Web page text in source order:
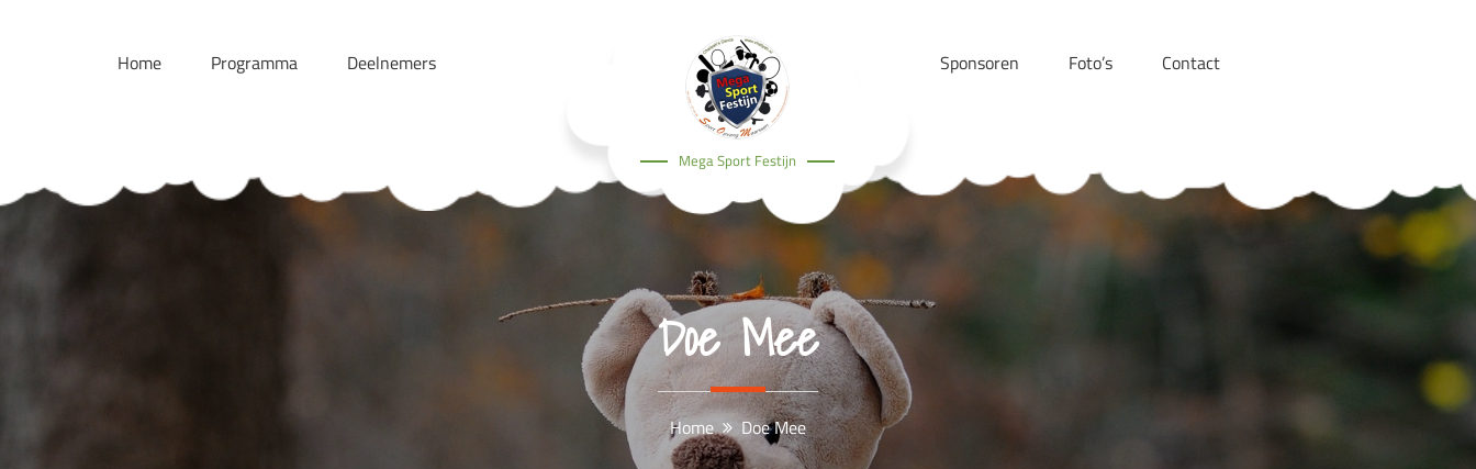
Home Programma Deelnemers
Mega Sport Festijn
Sponsoren Foto’s Contact
Doe Mee
Home Doe Mee